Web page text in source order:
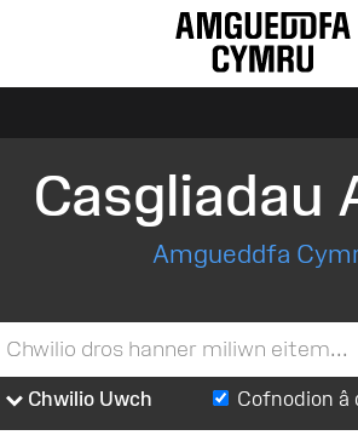
Casgliadau
Amgueddfa
Chwilio Uwch Cofnodion â